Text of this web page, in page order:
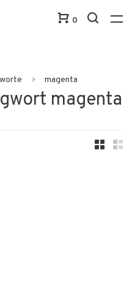
0
magenta
magenta